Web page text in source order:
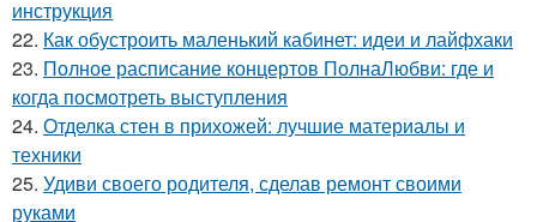
инструкция
22. Как обустроить маленький кабинет: идеи и лайфхаки
23. Полное расписание концертов ПолнаЛюбви: где и
когда посмотреть выступления
24. Отделка стен в прихожей: лучшие материалы и
техники
25. Удиви своего родителя, сделав ремонт своими
руками